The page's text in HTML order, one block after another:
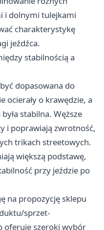
i dolnymi tulejkami
charakterystykę
jeźdźca.
stabilnością a
dopasowana do
ocierały o krawędzie, a
stabilna. Węższe
i poprawiają zwrotność,
trikach streetowych.
większą podstawę,
przy jeździe po
na propozycję sklepu
sprzet-
oferuje szeroki wybór